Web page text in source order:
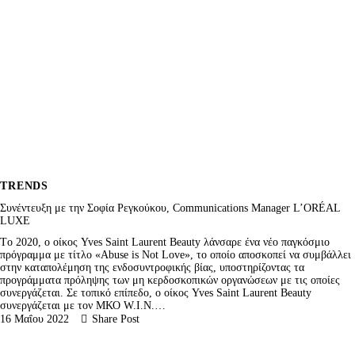
TRENDS
Συνέντευξη με την Σοφία Ρεγκούκου, Communications Manager L’ORÉAL
LUXE
Tο 2020, ο οίκος Yves Saint Laurent Beauty λάνσαρε ένα νέο παγκόσμιο
πρόγραμμα με τίτλο «Abuse is Not Love», το οποίο αποσκοπεί να συμβάλλει
στην καταπολέμηση της ενδοσυντροφικής βίας, υποστηρίζοντας τα
προγράμματα πρόληψης των μη κερδοσκοπικών οργανώσεων με τις οποίες
συνεργάζεται. Σε τοπικό επίπεδο, ο οίκος Yves Saint Laurent Beauty
συνεργάζεται με τον ΜΚΟ W.I.N.…
16 Μαΐου 2022
Share Post